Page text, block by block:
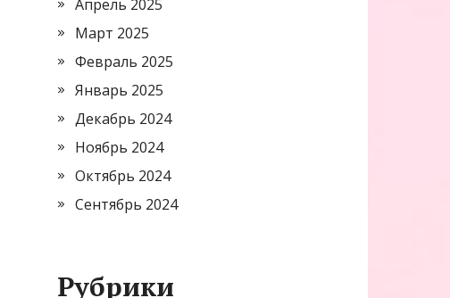
Апрель 2025
Март 2025
Февраль 2025
Январь 2025
Декабрь 2024
Ноябрь 2024
Октябрь 2024
Сентябрь 2024
Рубрики